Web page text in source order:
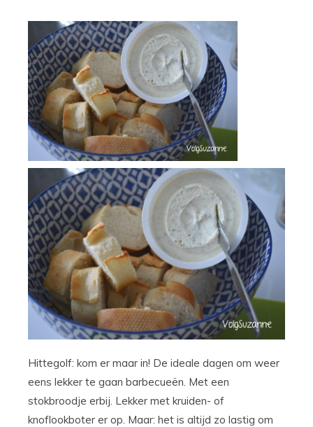
Hittegolf: kom er maar in! De ideale dagen om weer
eens lekker te gaan barbecueën. Met een
stokbroodje erbij. Lekker met kruiden- of
knoflookboter er op. Maar: het is altijd zo lastig om